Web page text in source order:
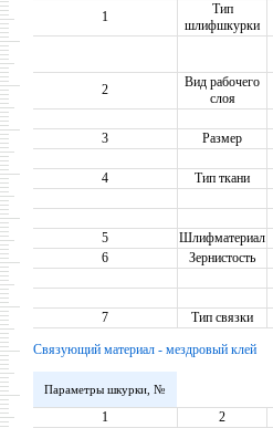
1
Тип
шлифшкурки
2
Вид рабочего
слоя
3
Размер
4
Тип ткани
5
Шлифматериал
6
Зернистость
7
Тип связки
Связующий материал - мездровый клей
Параметры шкурки, №
1 2